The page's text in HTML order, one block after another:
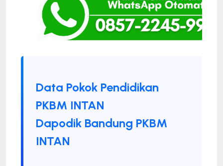
Data Pokok Pendidikan
PKBM INTAN
Dapodik Bandung PKBM
INTAN